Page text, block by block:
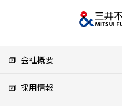
会社概要
採用情報